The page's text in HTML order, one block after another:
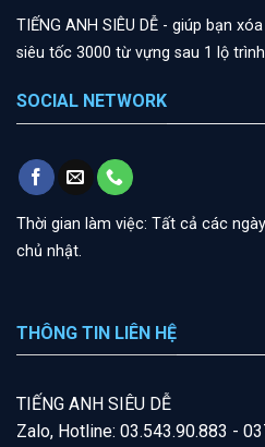
TIẾNG ANH SIÊU DỄ - giúp bạn
siêu tốc 3000 từ vựng sau 1 lộ
SOCIAL NETWORK
Thời gian làm việc: Tất cả các
chủ nhật.
THÔNG TIN LIÊN HỆ
T IẾNG ANH SIÊU DỄ
Zalo, Hotline: 03.543.90.883 -